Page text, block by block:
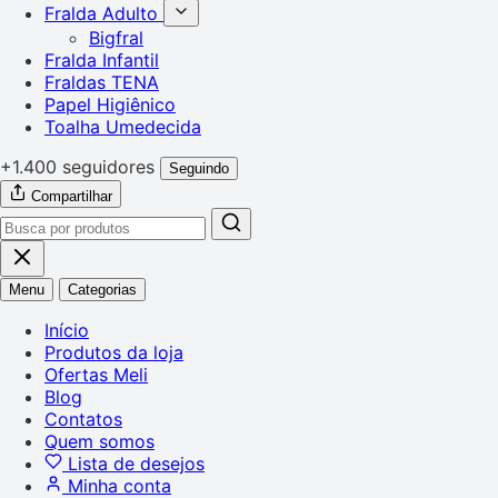
Fralda Adulto
Bigfral
Fralda Infantil
Fraldas TENA
Papel Higiênico
Toalha Umedecida
+1.400 seguidores
Seguindo
Compartilhar
Menu Categorias
Início
Produtos da loja
Ofertas Meli
Blog
Contatos
Quem somos
Lista de desejos
Minha conta